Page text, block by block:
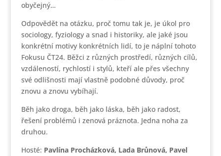
obyčejný…
Odpovědět na otázku, proč tomu tak je, je úkol pro
sociology, fyziology a snad i historiky, ale jaké jsou
konkrétní motivy konkrétních lidí, to je náplní tohoto
Fokusu ČT24. Běžci z různých prostředí, různých cílů,
vzdáleností, rychlostí i stylů, kteří ale přes všechny
své odlišnosti mají vlastně podobné důvody, proč
znovu a znovu vybíhají.
Běh jako droga, běh jako láska, běh jako radost,
řešení problémů i zenová práznota. Jedna noha za
druhou.
Hosté: Pavlína Procházková, Lada Brůnová, Pavel